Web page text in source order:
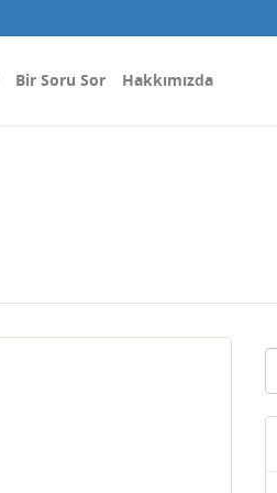
Bir Soru Sor Hakkımızda